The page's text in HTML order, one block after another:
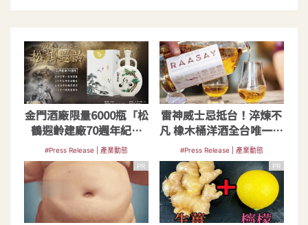
金門酒廠限量6000瓶「松
鶴遐齡建廠70週年紀念
酒」7-11限定搶先上市
#Press Release | 產業動態
雷神威士忌抵台！淬煉不
凡 橡木桶洋酒全台唯一獨
家代理
#Press Release | 產業動態
PR
PR